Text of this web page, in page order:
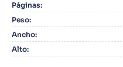
Páginas:
Peso:
Ancho:
Alto:
4. Odisea
5. Manga
6.